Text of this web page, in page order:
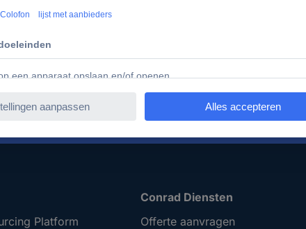
in te kopen.
+85.000 zakelijke klanten Gratis
Platform
Conrad Diensten
Offerte aanvragen